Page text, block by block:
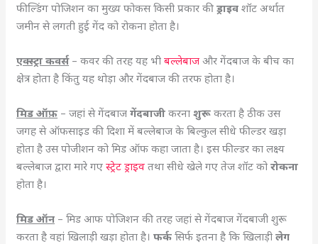
फील्डिंग पोजिशन का मुख्य फोकस किसी प्रकार कीड्राइवशॉट अर्थात
जमीन से लगती हुई गेंद को रोकना होता है।
एक्स्ट्रा कवर्स– कवर की तरह यह भीबल्लेबाजऔर गेंदबाज के बीच का
क्षेत्र होता है किंतु यह थोड़ा और गेंदबाज की तरफ होता है।
मिड ऑफ़ – जहां से गेंदबाजगेंदबाजीकरनाशुरूकरता है ठीक उस
जगह से ऑफसाइड की दिशा में बल्लेबाज के बिल्कुल सीधे फील्डर खड़ा
होता है उस पोजीशन को मिड ऑफ कहा जाता है। इस फील्डर का लक्ष्य
बल्लेबाज द्वारा मारे गएस्ट्रेट ड्राइव तथा सीधे खेले गए तेज शॉट कोरोकना
होता है।
मिड ऑन – मिड आफ पोजिशन की तरह जहां से गेंदबाज गेंदबाजी शुरू
करता है वहां खिलाड़ी खड़ा होता है।फर्कसिर्फ इतना है कि खिलाड़ीलेग